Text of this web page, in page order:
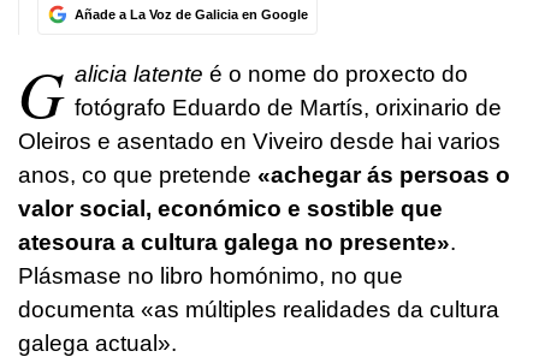
Añade a La Voz de Galicia en Google
G alicia latente é o nome do proxecto do
fotógrafo Eduardo de Martís, orixinario de
Oleiros e asentado en Viveiro desde hai varios
anos, co que pretende «achegar ás persoas o
valor social, económico e sostible que
atesoura a cultura galega no presente».
Plásmase no libro homónimo, no que
documenta «as múltiples realidades da cultura
galega actual».